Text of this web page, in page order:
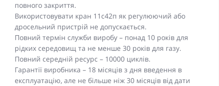
повного закриття.
Використовувати кран 11с42п як регулюючий або
дросельний пристрій не допускається.
Повний термін служби виробу – понад 10 років для
рідких середовищ та не менше 30 років для газу.
Повний середній ресурс – 10000 циклів.
Гарантії виробника – 18 місяців з дня введення в
експлуатацію, але не більше ніж 30 місяців від дати